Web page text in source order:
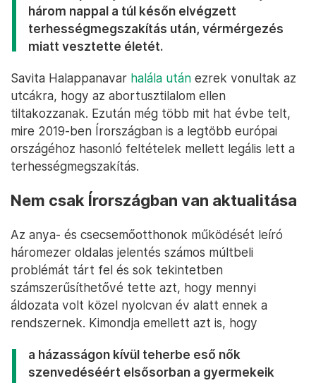
Írországot megrázó halála hívta fel a figyelmet. Az
akkor 31 éves, indiai származású nő a nyugat-
írországi Galwayben élt, fogorvosként dolgozott. A
vetélésre utaló tüneteket mutatott. A kórházban az
orvosok azonban négy napig nem voltak
hajlandónak mesterségesen megszakítani a
terhességét egészen addig, amíg a magzatnak volt
szívhangja.
három nappal a túl későn elvégzett
miatt vesztette életét.
Savita Halappanavar halála utánezrek vonultak az
utcákra, hogy az abortusztilalom ellen
tiltakozzanak. Ezután még több mit hat évbe telt,
mire 2019-ben Írországban is a legtöbb európai
terhességmegszakítás.